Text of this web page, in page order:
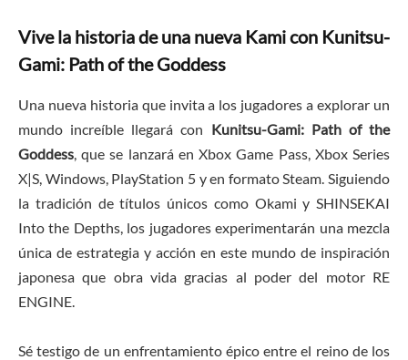
Vive la historia de una nueva Kami con Kunitsu-
Gami: Path of the Goddess
Una nueva historia que invita a los jugadores a explorar un
mundo increíble llegará con Kunitsu-Gami: Path of the
Goddess , que se lanzará en Xbox Game Pass, Xbox Series
X|S, Windows, PlayStation 5 y en formato Steam. Siguiendo
la tradición de títulos únicos como Okami y SHINSEKAI
Into the Depths, los jugadores experimentarán una mezcla
única de estrategia y acción en este mundo de inspiración
japonesa que obra vida gracias al poder del motor RE
ENGINE.
Sé testigo de un enfrentamiento épico entre el reino de los